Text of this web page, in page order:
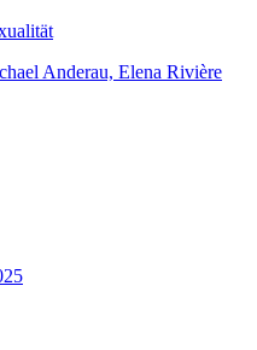
Anderau, Elena Rivière